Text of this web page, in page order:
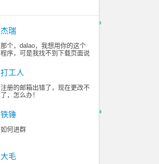
杰瑞
那个，dalao，我想用你的这个
程序，可是我找不到下载页面说
打工人
注册的邮箱出错了，现在更改不
了，怎么办！
铁锤
如何进群
大毛